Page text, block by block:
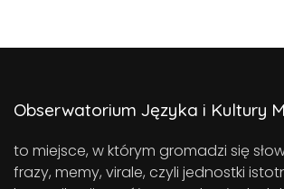
Obserwatorium Języka i Kultury
to miejsce, w którym gromadzi się
frazy, memy, virale, czyli jednostki